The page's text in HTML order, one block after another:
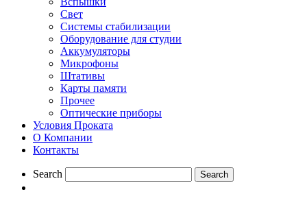
Свет
Системы стабилизации
Оборудование для студии
Aккумуляторы
Микрофоны
Штативы
Карты памяти
Прочее
Оптические приборы
Условия Проката
О Компании
Контакты
Search